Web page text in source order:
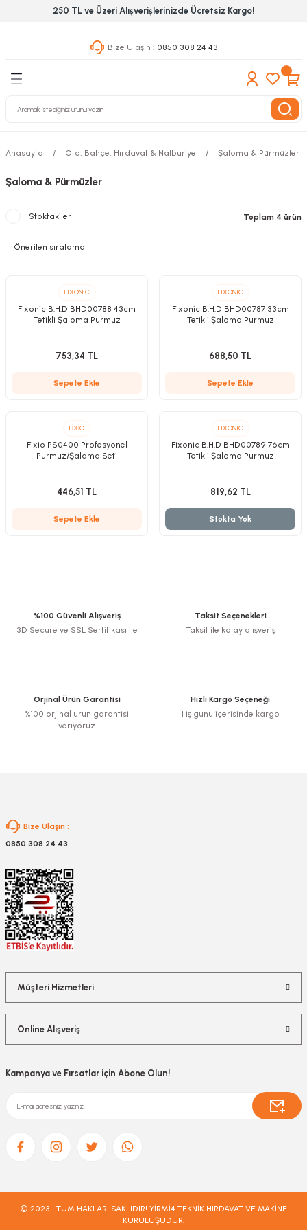
250 TL ve Üzeri Alışverişlerinizde Ücretsiz Kargo!
Bize Ulaşın : 0850 308 24 43
Geri Dön
Geri Dön
& Nalburiye
Grubu
Aletleri
Hizmet Dolapları
Geri Dön
Anasayfa Oto, Bahçe, Hırdavat & Nalburiye Şaloma & Pürmüzler
Şaloma & Pürmüzler
Stoktakiler Toplam 4 ürün
FIXONIC
Fixonic B.H.D BHD00788 43cm
Tetikli Şaloma Pürmüz
753,34 TL
Sepete Ekle
FIXONIC
Fixonic B.H.D BHD00787 33cm
Tetikli Şaloma Pürmüz
688,50 TL
Sepete Ekle
FİXİO
Fixio PS0400 Profesyonel
Pürmüz/Şalama Seti
446,51 TL
Sepete Ekle
FIXONIC
Fixonic B.H.D BHD00789 76cm
Tetikli Şaloma Pürmüz
819,62 TL
Stokta Yok
%100 Güvenli Alışveriş
3D Secure ve SSL Sertifikası ile
Taksit Seçenekleri
Taksit ile kolay alışveriş
Orjinal Ürün Garantisi
%100 orjinal ürün garantisi
veriyoruz
Hızlı Kargo Seçeneği
1 iş günü içerisinde kargo
Bize Ulaşın :
0850 308 24 43
Müşteri Hizmetleri
Online Alışveriş
Kampanya ve Fırsatlar için Abone Olun!
© 2023 | TÜM HAKLARI SAKLIDIR! YİRMİ4 TEKNİK HIRDAVAT VE MAKİNE
KURULUŞUDUR.